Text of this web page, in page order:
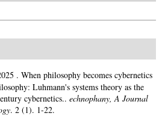
. When philosophy becomes cybernetics
Luhmann's systems theory as the
cybernetics.. echnophany, A Journal
. 2 (1). 1-22.